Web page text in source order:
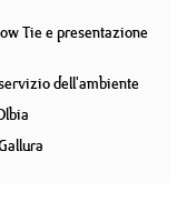
Tie e presentazione
dell'ambiente